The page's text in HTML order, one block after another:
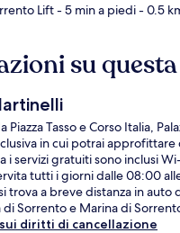
Lift- 5 min a piedi- 0.5
su
Piazza Tasso e Corso Italia,
in cui potrai approfittare
i servizi gratuiti sono inclusi
tutti i giorni dalle 08:00
trova a breve distanza in
Sorrento e Marina di
diritti di cancellazione